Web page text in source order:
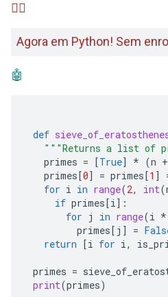
🙋‍♂️
Agora em Python! Sem
🤖
def
"""Returns a list of
primes = [True] * (n +
primes[0] = primes[1 ]
for i in range(2, int(
if primes[i]:
for j in range(i *
primes[ j ] =
return [i for i,
primes =
print(primes)